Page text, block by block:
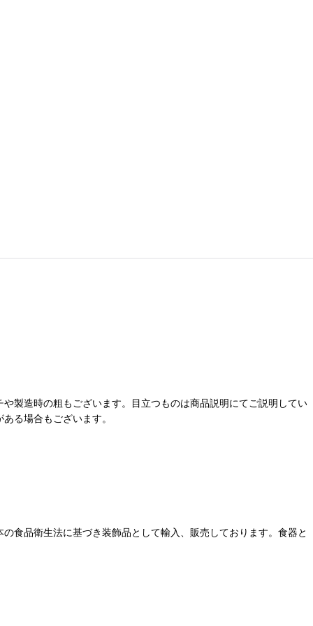
製造時の粗もございます。目立つものは商品説明にてご説明してい
る場合もございます。
食品衛生法に基づき装飾品として輸入、販売しております。食器と